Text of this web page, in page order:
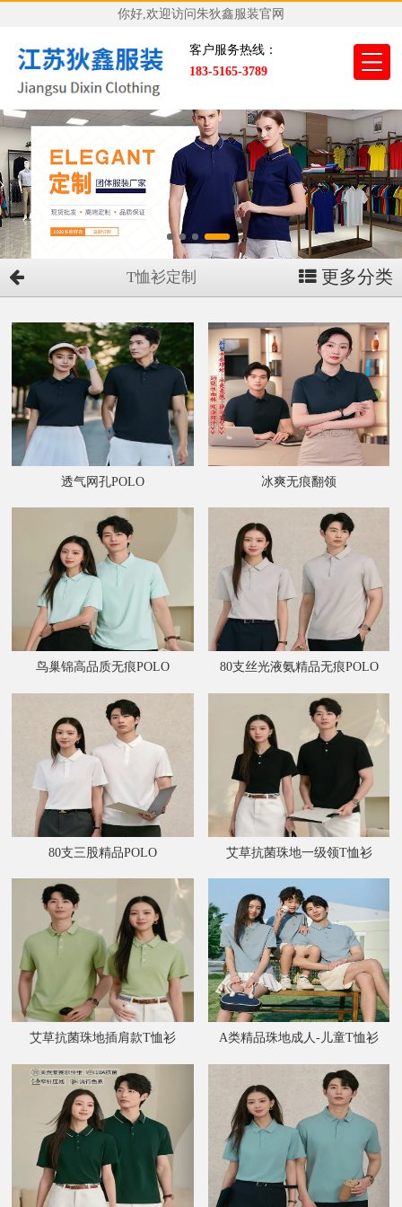
你好,欢迎访问朱狄鑫服装官网
客户服务热线：
183-5165-3789
T恤衫定制 更多分类
透气网孔POLO 冰爽无痕翻领
鸟巢锦高品质无痕POLO 80支丝光液氨精品无痕POLO
80支三股精品POLO 艾草抗菌珠地一级领T恤衫
艾草抗菌珠地插肩款T恤衫 A类精品珠地成人-儿童T恤衫